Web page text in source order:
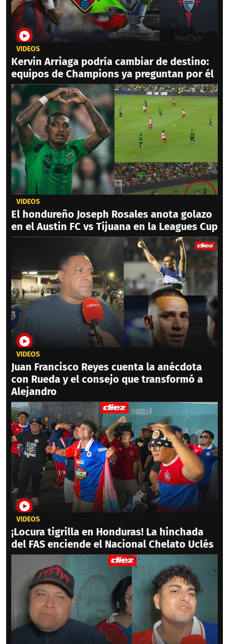
VIDEOS
Kervin Arriaga podría cambiar de destino:
equipos de Champions ya preguntan por él
VIDEOS
El hondureño Joseph Rosales anota golazo
en el Austin FC vs Tijuana en la Leagues Cup
VIDEOS
Juan Francisco Reyes cuenta la anécdota
con Rueda y el consejo que transformó a
Alejandro
VIDEOS
¡Locura tigrilla en Honduras! La hinchada
del FAS enciende el Nacional Chelato Uclés